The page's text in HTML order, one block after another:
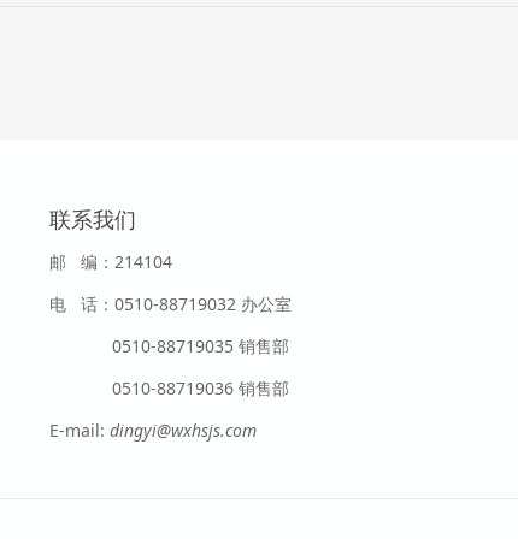
联系我们
邮 编：214104
电 话：0510-88719032 办公室
0510-88719035 销售部
0510-88719036 销售部
E-mail: dingyi@wxhsjs.com